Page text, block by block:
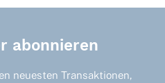
abonnieren
neuesten Transaktionen,